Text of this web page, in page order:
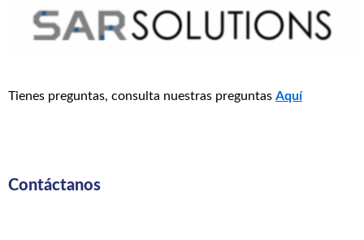
Tienes preguntas, consulta nuestras preguntas Aquí
Contáctanos